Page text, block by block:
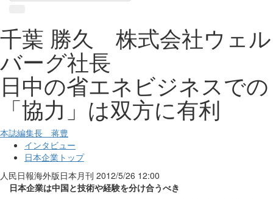
千葉 勝久 株式会社ウェル
バーグ社長
日中の省エネビジネスでの
「協力」は双方に有利
本誌編集長 蒋豊
インタビュー
日本企業トップ
人民日報海外版日本月刊 2012/5/26 12:00
日本企業は中国と技術や経験を分け合うべき